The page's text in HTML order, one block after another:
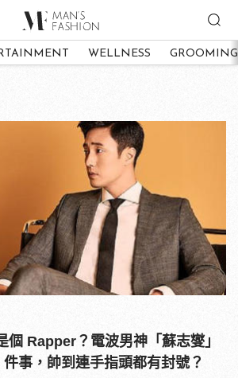
WELLNESS GROOMING
個 Rapper？電波男神「蘇志燮」
事，帥到連手指頭都有封號？